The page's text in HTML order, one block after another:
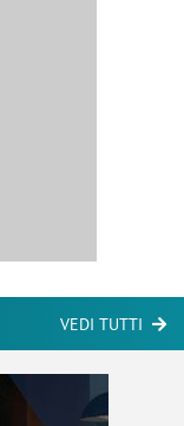
VEDI TUTTI